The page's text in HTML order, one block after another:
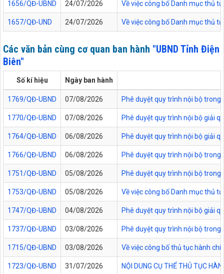
1656/QĐ-UBND 24/07/2026 Về việc công bố Danh mục thủ
1657/QĐ-UND 24/07/2026 Về việc công bố Danh mục thủ
Các văn bản cùng cơ quan ban hành "UBND Tỉnh Điện
Biên"
Số kí hiệu Ngày ban hành
1769/QĐ-UBND 07/08/2026 Phê duyệt quy trình nội bộ
1770/QĐ-UBND 07/08/2026 Phê duyệt quy trình nội bộ giải
1764/QĐ-UBND 06/08/2026 Phê duyệt quy trình nội bộ giải
1766/QĐ-UBND 06/08/2026 Phê duyệt quy trình nội bộ trong
1751/QĐ-UBND 05/08/2026 Phê duyệt quy trình nội bộ
1753/QĐ-UBND 05/08/2026 Về việc công bố Danh mục thủ
1747/QĐ-UBND 04/08/2026 Phê duyệt quy trình nội bộ giải
1737/QĐ-UBND 03/08/2026 Phê duyệt quy trình nội bộ
1715/QĐ-UBND 03/08/2026 Về việc công bố thủ tục hành
1723/QĐ-UBND 31/07/2026 NỘI DUNG CỤ THỂ THỦ TỤC